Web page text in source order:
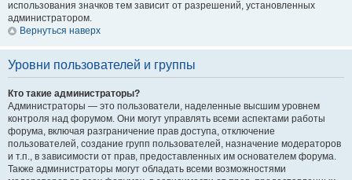
использования значков тем зависит от разрешений, установленных
администратором.
Вернуться наверх
Уровни пользователей и группы
Кто такие администраторы?
Администраторы — это пользователи, наделенные высшим уровнем
контроля над форумом. Они могут управлять всеми аспектами работы
форума, включая разграничение прав доступа, отключение
пользователей, создание групп пользователей, назначение модераторов
и т.п., в зависимости от прав, предоставленных им основателем форума.
Также администраторы могут обладать всеми возможностями